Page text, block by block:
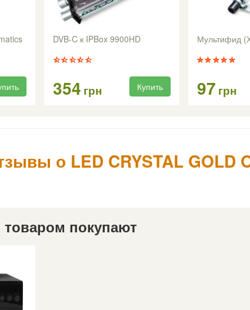
DVB-C к IPBox 9900HD
354 грн Купить
Мультифид
97 грн
о LED CRYSTAL GOLD
покупают